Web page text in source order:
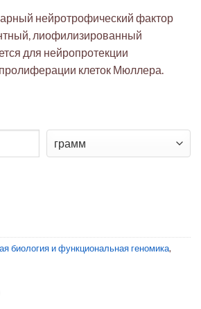
нейротрофический фактор
лиофилизированный
для нейропротекции
клеток Мюллера.
биология и функциональная геномика,